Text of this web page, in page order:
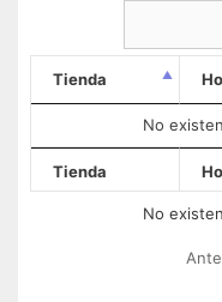
Tienda
No
Tienda
No